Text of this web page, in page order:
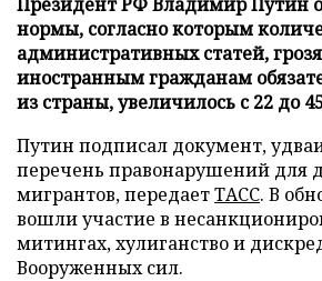
нормы, согласно которым
административных статей,
иностранным гражданам
из страны, увеличилось с 22 до
Путин подписал документ,
перечень правонарушений для
мигрантов, передаетТАСС. В
вошли участие в
митингах, хулиганство и
Вооруженных сил.